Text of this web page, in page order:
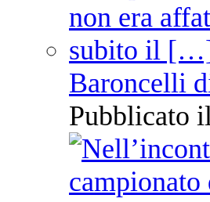
Baroncelli
Pubblicato